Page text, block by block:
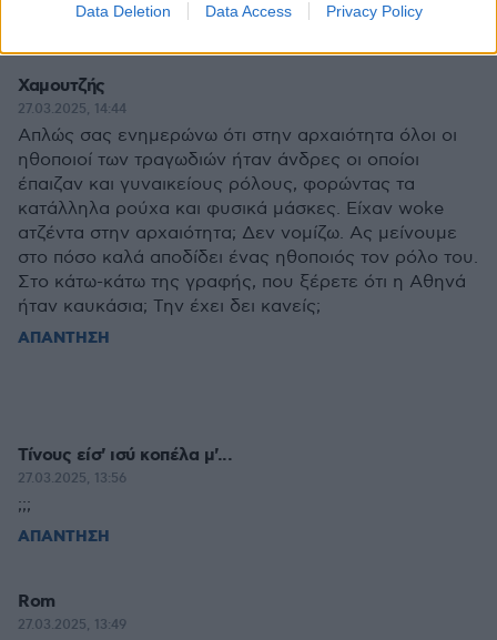
Data Deletion Data Access Privacy Policy
ΑΠΑΝΤΗΣΗ
Χαμουτζής
27.03.2025, 14:44
Απλώς σας ενημερώνω ότι στην αρχαιότητα όλοι οι
ηθοποιοί των τραγωδιών ήταν άνδρες οι οποίοι
έπαιζαν και γυναικείους ρόλους, φορώντας τα
κατάλληλα ρούχα και φυσικά μάσκες. Είχαν woke
ατζέντα στην αρχαιότητα; Δεν νομίζω. Ας μείνουμε
στο πόσο καλά αποδίδει ένας ηθοποιός τον ρόλο του.
Στο κάτω-κάτω της γραφής, που ξέρετε ότι η Αθηνά
ήταν καυκάσια; Την έχει δει κανείς;
ΑΠΑΝΤΗΣΗ
Τίνους είσ' ισύ κοπέλα μ'...
27.03.2025, 13:56
;;;
ΑΠΑΝΤΗΣΗ
Rom
27.03.2025, 13:49